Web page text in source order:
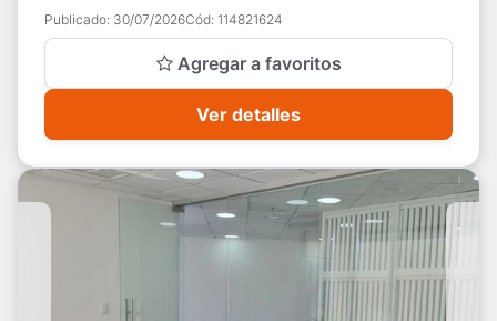
Publicado: 30/07/2026Cód: 114821624
Agregar a favoritos
Ver detalles